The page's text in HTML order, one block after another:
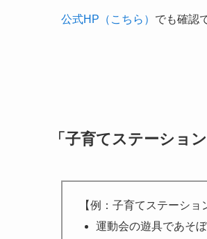
公式HP（こちら） でも確認
「子育てステーショ
【例：子育てステーショ
運動会の遊具であそぼ